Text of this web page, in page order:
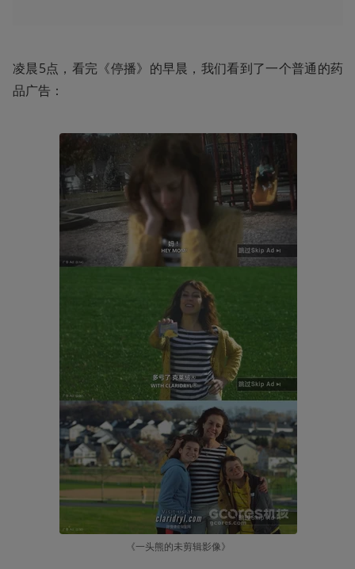
凌晨5点，看完《停播》的早晨，我们看到了一个普通的药
品广告：
《一头熊的未剪辑影像》